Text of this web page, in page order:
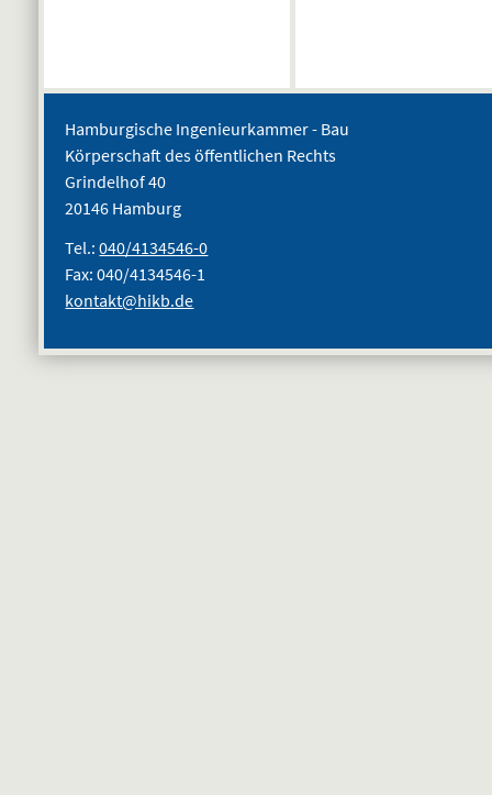
Hamburgische Ingenieurkammer - Bau
Körperschaft des öffentlichen Rechts
Grindelhof 40
20146 Hamburg
Tel.:040/4134546-0
Fax: 040/4134546-1
kontakt@hikb.de